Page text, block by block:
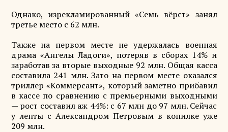
Однако, изрекламированный «Семь вёрст» занял
третье место с 62 млн.
Также на первом месте не удержалась военная
драма «Ангелы Ладоги», потеряв в сборах 14% и
заработав за вторые выходные 92 млн. Общая касса
составила 241 млн. Зато на первом месте оказался
триллер «Коммерсант», который заметно прибавил
в кассе по сравнению с премьерными выходными
— рост составил аж 44%: с 67 млн до 97 млн. Сейчас
у ленты с Александром Петровым в копилке уже
209 млн.